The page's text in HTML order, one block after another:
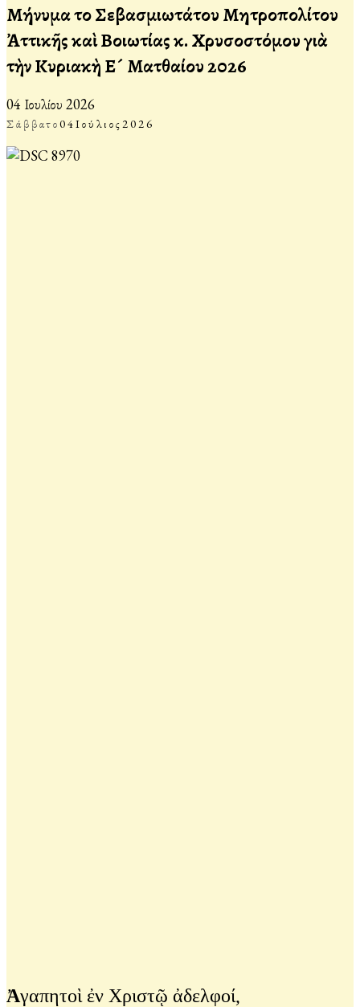
Μήνυμα τοῦ Σεβασμιωτάτου Μητροπολίτου
Ἀττικῆς καὶ Βοιωτίας κ. Χρυσοστόμου γιὰ
τὴν Κυριακὴ Ε´ Ματθαίου 2026
04 Ιουλίου 2026
Σάββατο04Ιούλιος2026
Ἀγαπητοὶ ἐν Χριστῷ ἀδελφοί,